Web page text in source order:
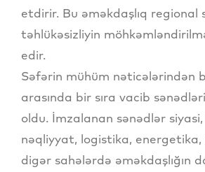
etdirir. Bu əməkdaşlıq regional
təhlükəsizliyin
edir.
Səfərin mühüm nəticələrindən
arasında bir sıra vacib
oldu. İmzalanan sənədlər
nəqliyyat, logistika,
digər sahələrdə əməkdaşlığın